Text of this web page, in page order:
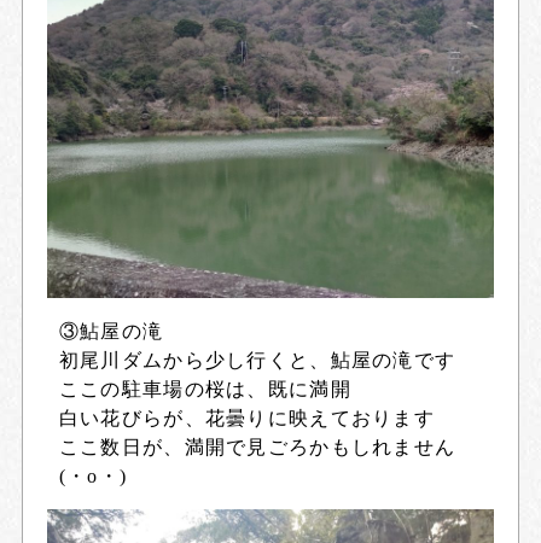
③鮎屋の滝
初尾川ダムから少し行くと、鮎屋の滝です
ここの駐車場の桜は、既に満開
白い花びらが、花曇りに映えております
ここ数日が、満開で見ごろかもしれません
(・o・)